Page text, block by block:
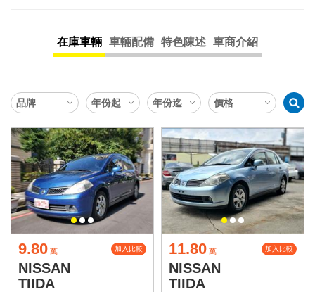
在庫車輛 車輛配備 特色陳述 車商介紹
9.80 萬 加入比較
NISSAN
TIIDA
11.80 萬 加入比較
NISSAN
TIIDA